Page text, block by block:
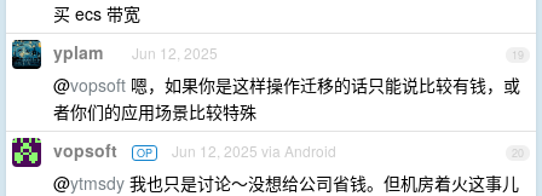
买 ecs 带宽
19
yplam Jun 12, 2025
@vopsoft 嗯，如果你是这样操作迁移的话只能说比较有钱，或
者你们的应用场景比较特殊
20
vopsoft OP Jun 12, 2025 via Android
@ytmsdy 我也只是讨论～没想给公司省钱。但机房着火这事儿